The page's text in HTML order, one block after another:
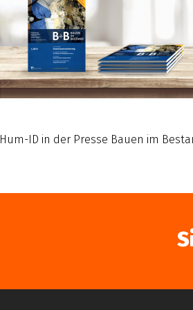
Hum-ID in der Presse Bauen im